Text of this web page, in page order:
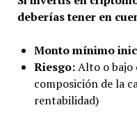
deberías tener en
Monto mínimo
Riesgo:Alto o bajo
composición de la
rentabilidad)